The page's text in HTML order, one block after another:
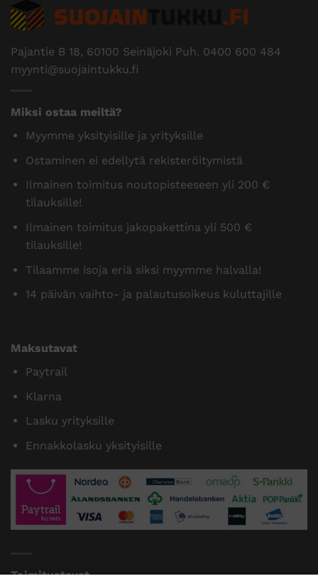
Pajantie B 18, 60100 Seinäjoki Puh. 0400 600 484
myynti@suojaintukku.fi
Miksi ostaa meiltä?
Myymme yksityisille ja yrityksille
Ostaminen ei edellytä rekisteröitymistä
Ilmainen toimitus noutopisteeseen yli 200 €
tilauksille!
Ilmainen toimitus jakopakettina yli 500 €
tilauksille!
Tilaamme isoja eriä siksi myymme halvalla!
14 päivän vaihto- ja palautusoikeus kuluttajille
Maksutavat
Paytrail
Klarna
Lasku yrityksille
Ennakkolasku yksityisille
Toimitustavat